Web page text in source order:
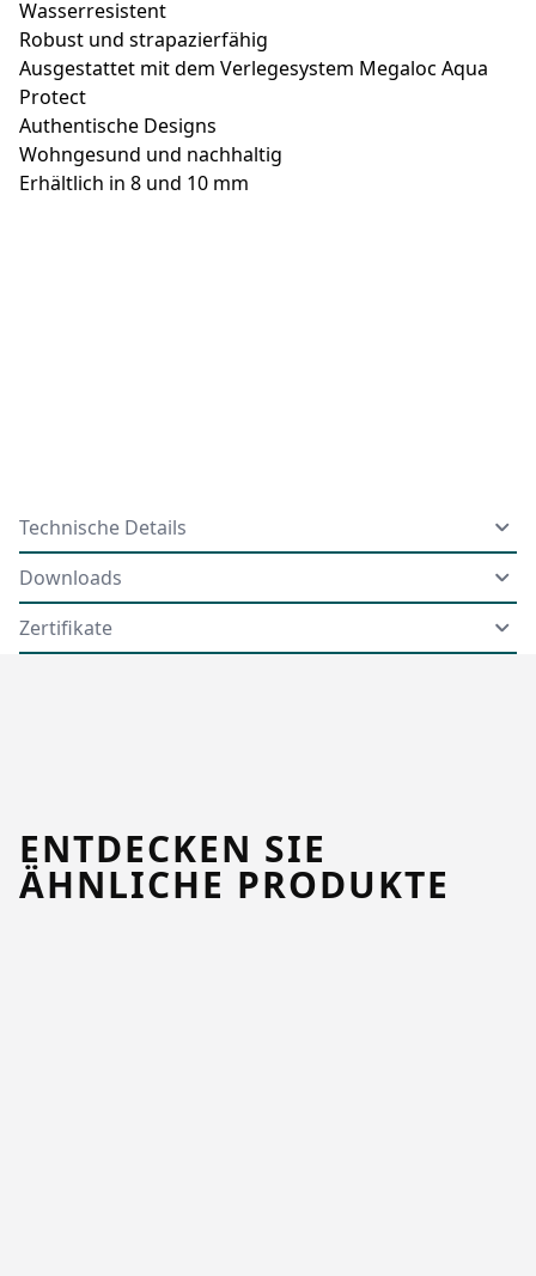
Wasserresistent
Robust und strapazierfähig
Ausgestattet mit dem Verlegesystem Megaloc Aqua
Protect
Authentische Designs
Wohngesund und nachhaltig
Erhältlich in 8 und 10 mm
Technische Details
Downloads
Zertifikate
ENTDECKEN SIE
ÄHNLICHE PRODUKTE